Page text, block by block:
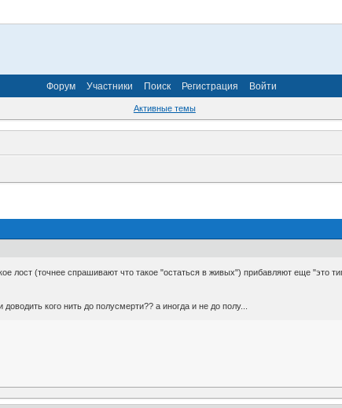
Форум Участники Поиск Регистрация Войти
Активные темы
лост (точнее спрашивают что такое "остаться в живых") прибавляют еще "это
кого нить до полусмерти?? а иногда и не до полу...